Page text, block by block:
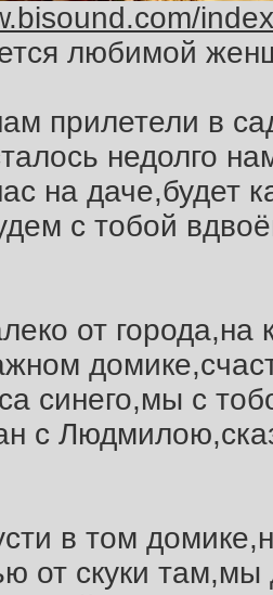
любимой
прилетели в
недолго
на даче,будет
с тобой
от города,на
синего,мы с
с
в том
от скуки там,мы